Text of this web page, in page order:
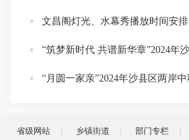
文昌阁灯光、水幕秀播放时间安排
省级网站 乡镇街道 部门专栏